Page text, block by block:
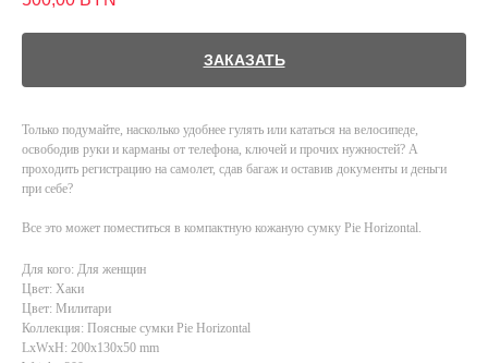
ЗАКАЗАТЬ
Только подумайте, насколько удобнее гулять или кататься на велосипеде,
освободив руки и карманы от телефона, ключей и прочих нужностей? А
проходить регистрацию на самолет, сдав багаж и оставив документы и деньги
при себе?
Все это может поместиться в компактную кожаную сумку Pie Horizontal.
Для кого: Для женщин
Цвет: Хаки
Цвет: Милитари
Коллекция: Поясные сумки Pie Horizontal
LxWxH: 200x130x50 mm